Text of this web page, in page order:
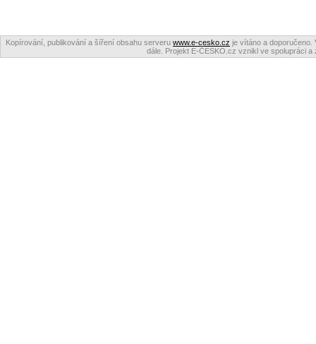
Kopírování, publikování a šíření obsahu serveru www.e-cesko.cz je vítáno a doporučeno.
dále. Projekt E-ČESKO.cz vznikl ve spolupráci